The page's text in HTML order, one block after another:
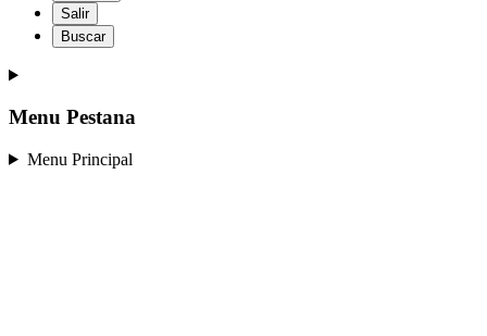
Salir
Buscar
Menu Pestana
Menu Principal